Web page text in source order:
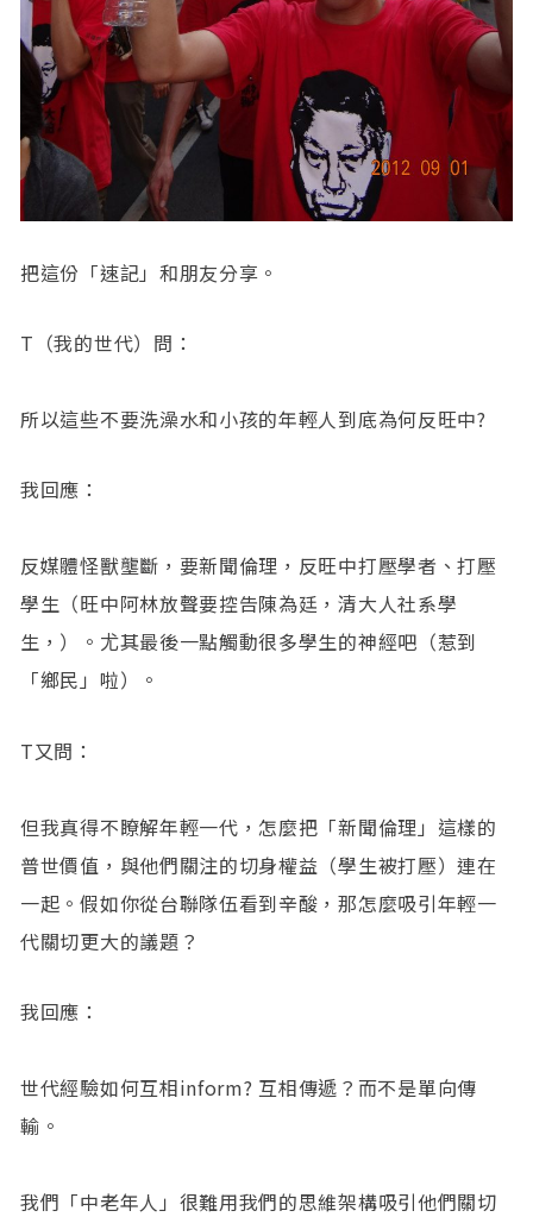
把這份「速記」和朋友分享。
T（我的世代）問：
所以這些不要洗澡水和小孩的年輕人到底為何反旺中?
我回應：
反媒體怪獸壟斷，要新聞倫理，反旺中打壓學者、打壓
學生（旺中阿林放聲要控告陳為廷，清大人社系學
生，）。尤其最後一點觸動很多學生的神經吧（惹到
「鄉民」啦）。
T又問：
但我真得不瞭解年輕一代，怎麼把「新聞倫理」這樣的
普世價值，與他們關注的切身權益（學生被打壓）連在
一起。假如你從台聯隊伍看到辛酸，那怎麼吸引年輕一
代關切更大的議題？
我回應：
世代經驗如何互相inform? 互相傳遞？而不是單向傳
輸。
我們「中老年人」很難用我們的思維架構吸引他們關切